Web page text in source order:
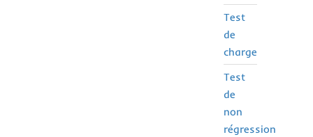
Test
de
charge
Test
de
non
régression